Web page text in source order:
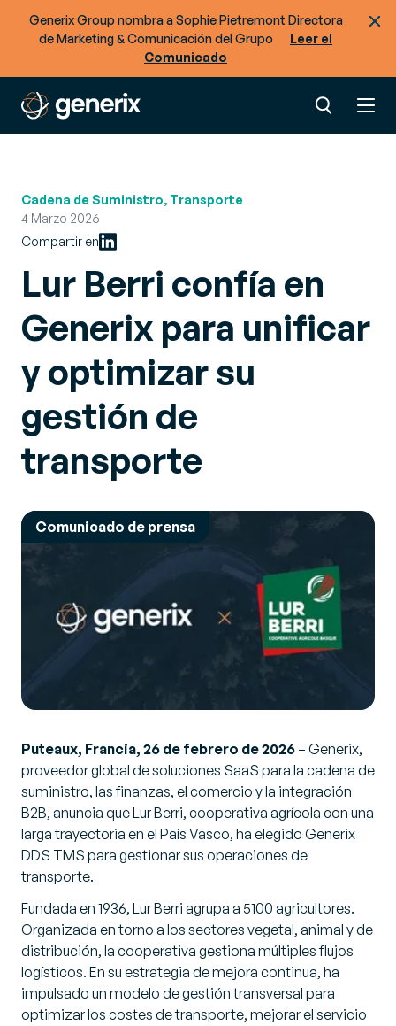
Generix Group nombra a Sophie Pietremont Directora
de Marketing & Comunicación del Grupo
Leer el
Comunicado
Cadena de Suministro, Transporte
4 Marzo 2026
Compartir en
Lur Berri confía en
Generix para unificar
y optimizar su
gestión de
transporte
Comunicado de prensa
Puteaux, Francia, 26 de febrero de 2026 – Generix,
proveedor global de soluciones SaaS para la cadena de
suministro, las finanzas, el comercio y la integración
B2B, anuncia que Lur Berri, cooperativa agrícola con una
larga trayectoria en el País Vasco, ha elegido Generix
DDS TMS para gestionar sus operaciones de
transporte.
Fundada en 1936, Lur Berri agrupa a 5100 agricultores.
Organizada en torno a los sectores vegetal, animal y de
distribución, la cooperativa gestiona múltiples flujos
logísticos. En su estrategia de mejora continua, ha
impulsado un modelo de gestión transversal para
optimizar los costes de transporte, mejorar el servicio